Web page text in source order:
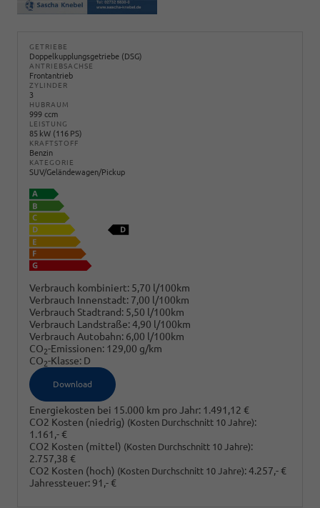
GETRIEBE
Doppelkupplungsgetriebe (DSG)
ANTRIEBSACHSE
Frontantrieb
ZYLINDER
3
HUBRAUM
999 ccm
LEISTUNG
85 kW (116 PS)
KRAFTSTOFF
Benzin
KATEGORIE
SUV/Geländewagen/Pickup
Verbrauch kombiniert: 5,70 l/100km
Verbrauch Innenstadt: 7,00 l/100km
Verbrauch Stadtrand: 5,50 l/100km
Verbrauch Landstraße:4,90 l/100km
Verbrauch Autobahn: 6,00 l/100km
CO2-Emissionen: 129,00 g/km
CO2-Klasse: D
Download
Energiekosten bei 15.000 km pro Jahr: 1.491,12 €
CO2 Kosten (niedrig) (Kosten Durchschnitt 10 Jahre):
1.161,- €
CO2 Kosten (mittel) (Kosten Durchschnitt 10 Jahre):
2.757,38 €
CO2 Kosten (hoch) (Kosten Durchschnitt 10 Jahre):4.257,- €
Jahressteuer: 91,- €